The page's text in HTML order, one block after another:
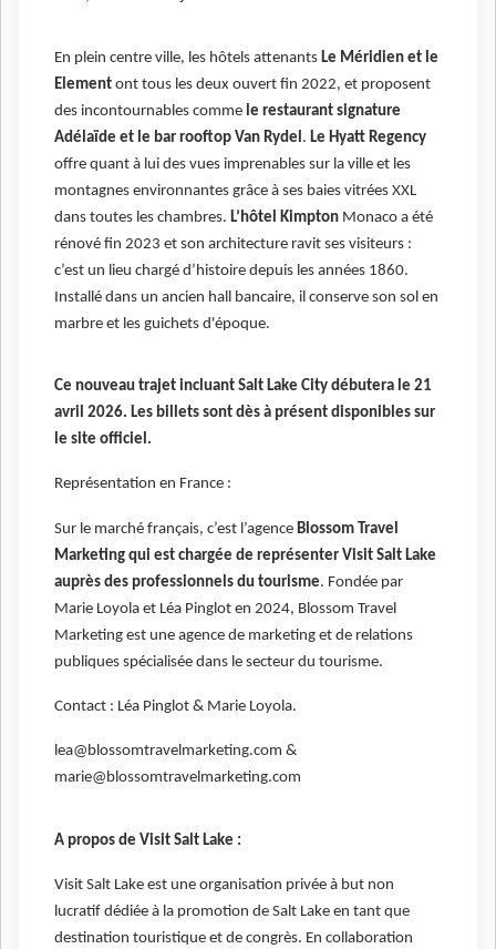
En plein centre ville, les hôtels attenants Le Méridien et le
Element ont tous les deux ouvert fin 2022, et proposent
des incontournables comme le restaurant signature
Adélaïde et le bar rooftop Van Rydel . Le Hyatt Regency
offre quant à lui des vues imprenables sur la ville et les
montagnes environnantes grâce à ses baies vitrées XXL
dans toutes les chambres. L’hôtel Kimpton Monaco a été
rénové fin 2023 et son architecture ravit ses visiteurs :
c’est un lieu chargé d’histoire depuis les années 1860.
Installé dans un ancien hall bancaire, il conserve son sol en
marbre et les guichets d'époque.
Ce nouveau trajet incluant Salt Lake City débutera le 21
avril 2026. Les billets sont dès à présent disponibles sur
le site officiel.
Représentation en France :
Sur le marché français, c’est l’agence Blossom Travel
Marketing qui est chargée de représenter Visit Salt Lake
auprès des professionnels du tourisme. Fondée par
Marie Loyola et Léa Pinglot en 2024, Blossom Travel
Marketing est une agence de marketing et de relations
publiques spécialisée dans le secteur du tourisme.
Contact : Léa Pinglot & Marie Loyola.
lea@blossomtravelmarketing.com &
marie@blossomtravelmarketing.com
A propos de Visit Salt Lake :
Visit Salt Lake est une organisation privée à but non
lucratif dédiée à la promotion de Salt Lake en tant que
destination touristique et de congrès. En collaboration